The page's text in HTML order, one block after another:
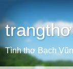
Tình thơ Bạch